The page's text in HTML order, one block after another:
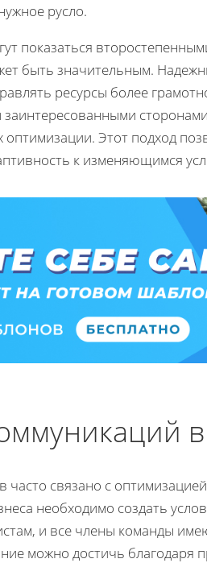
русло.
показаться
быть значительным.
ресурсы более
заинтересованными
Этот подход
к изменяющимся
связано с
необходимо создать
и все члены команды
можно достичь благодаря